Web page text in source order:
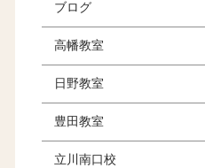
ブログ
高幡教室
日野教室
豊田教室
立川南口校